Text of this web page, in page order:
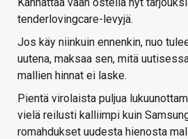
tenderlovingcare-levyjä.
Jos käy niinkuin ennenkin, nuo
uutena, maksaa sen, mitä
mallien hinnat ei laske.
Pientä virolaista puljua
vielä reilusti kalliimpi kuin
romahdukset uudesta hienosta